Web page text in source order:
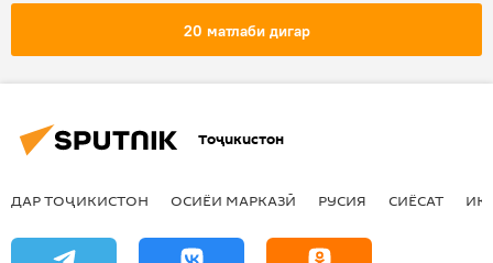
20 матлаби дигар
Тоҷикистон
ДАР ТОҶИКИСТОН ОСИЁИ МАРКАЗӢ РУСИЯ СИЁСАТ